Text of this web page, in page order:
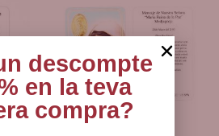
descompte
en la teva
compra?